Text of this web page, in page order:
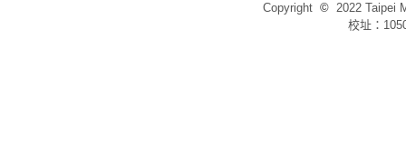
Copyright © 2022 Taipei
校址：